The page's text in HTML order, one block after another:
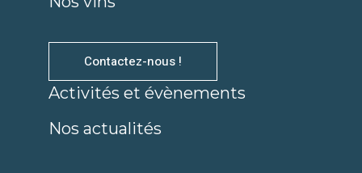
Contactez-nous !
Activités et évènements
Nos actualités